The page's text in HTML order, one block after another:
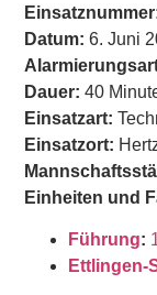
Datum: 6. Juni
Dauer: 40
Einsatzart:
Einsatzort:
Einheiten und
Führung:
Ettlingen-